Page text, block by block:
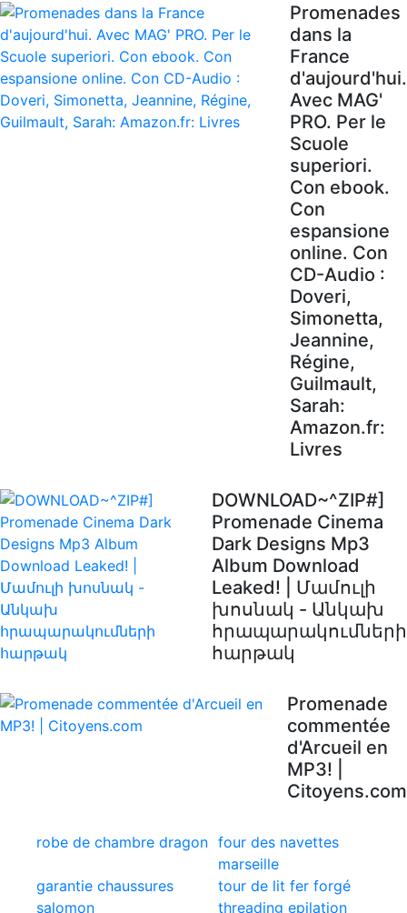
Promenades
dans la
France
d'aujourd'hui.
Avec MAG'
PRO. Per le
Scuole
superiori.
Con ebook.
Con
espansione
online. Con
CD-Audio :
Doveri,
Simonetta,
Jeannine,
Régine,
Guilmault,
Sarah:
Amazon.fr:
Livres
DOWNLOAD~^ZIP#]
Promenade Cinema
Dark Designs Mp3
Album Download
Leaked! | Մամուլի
խոսնակ - Անկախ
հրապարակումների
հարթակ
Promenade
commentée
d'Arcueil en
MP3! |
Citoyens.com
robe de chambre dragon four des navettes
marseille
garantie chaussures
salomon
tour de lit fer forgé
threading epilation